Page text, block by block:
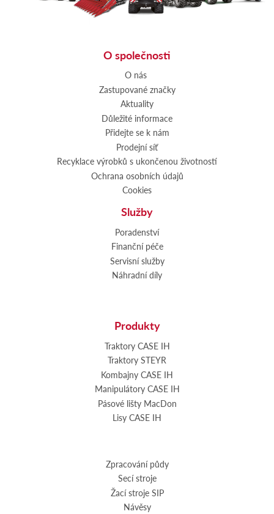
O společnosti
O nás
Zastupované značky
Aktuality
Důležité informace
Přidejte se k nám
Prodejní síť
Recyklace výrobků s ukončenou životností
Ochrana osobních údajů
Cookies
Služby
Poradenství
Finanční péče
Servisní služby
Náhradní díly
Produkty
Traktory CASE IH
Traktory STEYR
Kombajny CASE IH
Manipulátory CASE IH
Pásové lišty MacDon
Lisy CASE IH
Zpracování půdy
Secí stroje
Žací stroje SIP
Návěsy